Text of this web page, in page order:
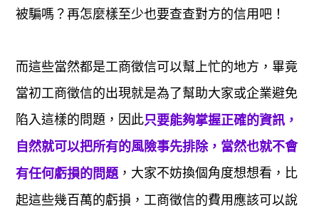
被騙嗎？再怎麼樣至少也要查查對方的信用吧！
而這些當然都是工商徵信可以幫上忙的地方，畢竟
當初工商徵信的出現就是為了幫助大家或企業避免
陷入這樣的問題，因此只要能夠掌握正確的資訊，
自然就可以把所有的風險事先排除，當然也就不會
有任何虧損的問題 ，大家不妨換個角度想想看，比
起這些幾百萬的虧損，工商徵信的費用應該可以說